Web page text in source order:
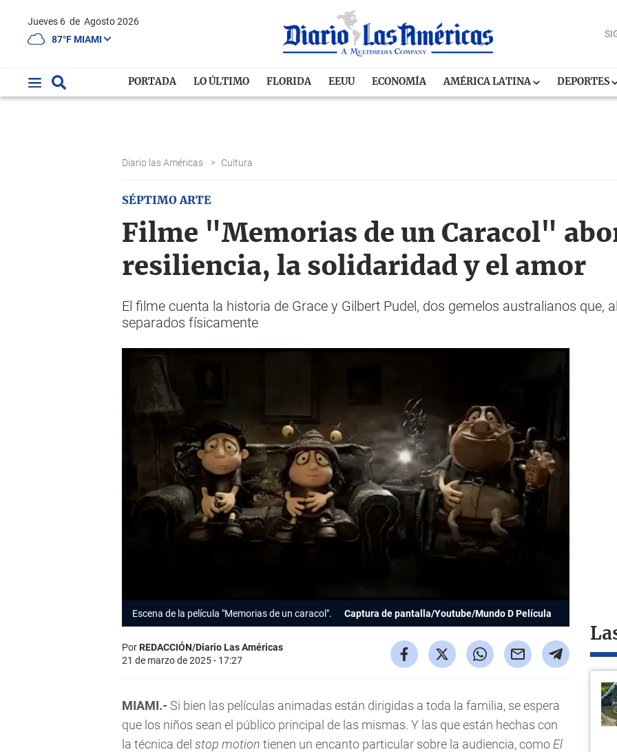
Jueves 6 de Agosto 2026
87°F MIAMI
PORTADA LO ÚLTIMO FLORIDA EEUU ECONOMÍA AMÉRICA LATINA DEPORTES
Diario las Américas > Cultura
SÉPTIMO ARTE
Filme "Memorias de un Caracol"
resiliencia, la solidaridad y el amor
El filme cuenta la historia de Grace y Gilbert Pudel, dos gemelos australianos que,
separados físicamente
Escena de la película "Memorias de un caracol". Captura de pantalla/Youtube/Mundo D Película
PorREDACCIÓN/Diario Las Américas
21 de marzo de 2025 - 17:27
MIAMI.- Si bien las películas animadas están dirigidas a toda la familia, se espera
que los niños sean el público principal de las mismas. Y las que están hechas con
la técnica del stop motion tienen un encanto particular sobre la audiencia, como El